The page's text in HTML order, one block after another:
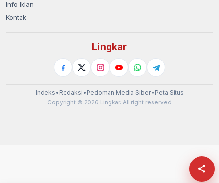
Info Iklan
Kontak
Lingkar
Indeks • Redaksi • Pedoman Media Siber• Peta Situs
Copyright © 2026 Lingkar. All right reserved